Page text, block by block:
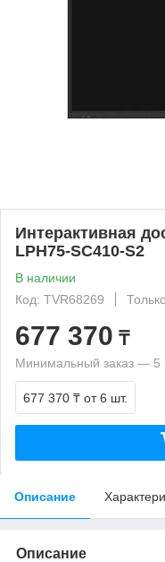
Интерактивная
LPH75-SC410-S2
В наличии
Код: TVR68269
677 370 ₸
Минимальный заказ — 5
677 370 ₸ от 6 шт.
Описание
Описание